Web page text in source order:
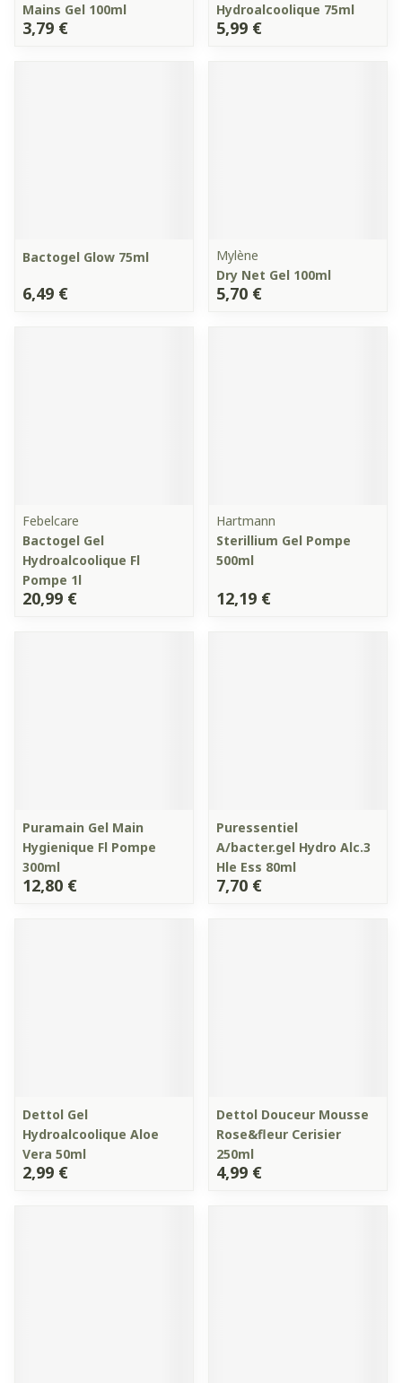
Mains Gel 100ml
3,79 €
Hydroalcoolique 75ml
5,99 €
Bactogel Glow 75ml
6,49 €
Mylène
Dry Net Gel 100ml
5,70 €
Febelcare
Bactogel Gel
Hydroalcoolique Fl
Pompe 1l
20,99 €
Hartmann
Sterillium Gel Pompe
500ml
12,19 €
Puramain Gel Main
Hygienique Fl Pompe
300ml
12,80 €
Puressentiel
A/bacter.gel Hydro Alc.3
Hle Ess 80ml
7,70 €
Dettol Gel
Hydroalcoolique Aloe
Vera 50ml
2,99 €
Dettol Douceur Mousse
Rose&fleur Cerisier
250ml
4,99 €